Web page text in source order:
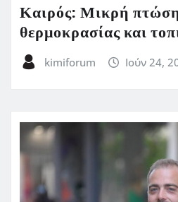
Καιρός: Μικρή
θερμοκρασίας και
kimiforum Ιούν 24,